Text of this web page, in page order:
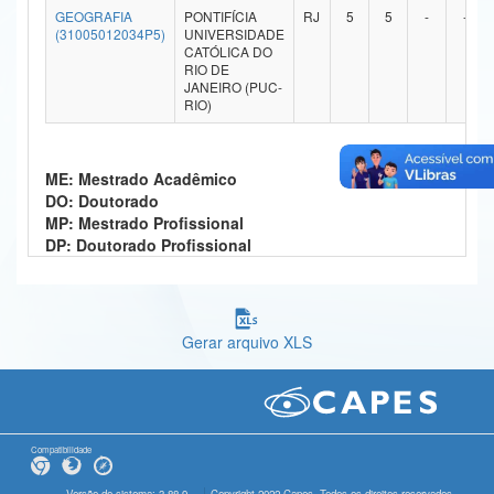
Ministério da Ciência, Tecnologia, Inovações e Comunicações
Controladoria-Geral da União
Ministério da Mulher, da Família e dos Direitos Humanos
Banco Central do Brasil
GEOGRAFIA
(31005012034P5)
PONTIFÍCIA
UNIVERSIDADE
CATÓLICA DO
RIO DE
JANEIRO (PUC-
RIO)
RJ 5 5 - -
ME: Mestrado Acadêmico
DO: Doutorado
MP: Mestrado Profissional
DP: Doutorado Profissional
Gerar arquivo XLS
Compatibilidade